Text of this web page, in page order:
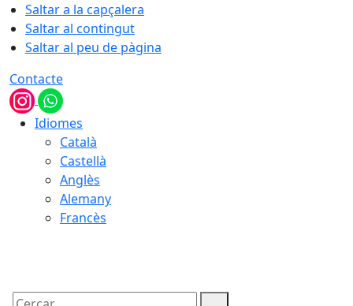
Saltar a la capçalera
Saltar al contingut
Saltar al peu de pàgina
Contacte
Idiomes
Català
Castellà
Anglès
Alemany
Francès